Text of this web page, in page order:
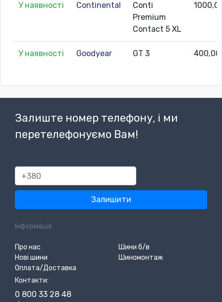
У наявності Continental
Conti
Premium
Contact 5 XL
У наявності Goodyear GT 3
Залиште номер телефону, і ми
перетелефонуємо Вам!
380
Залишити
Інформація:
Про нас
Шини б/в
Нові шини
Шиномонтаж
Оплата/Доставка
Контакти:
0 800 33 28 48